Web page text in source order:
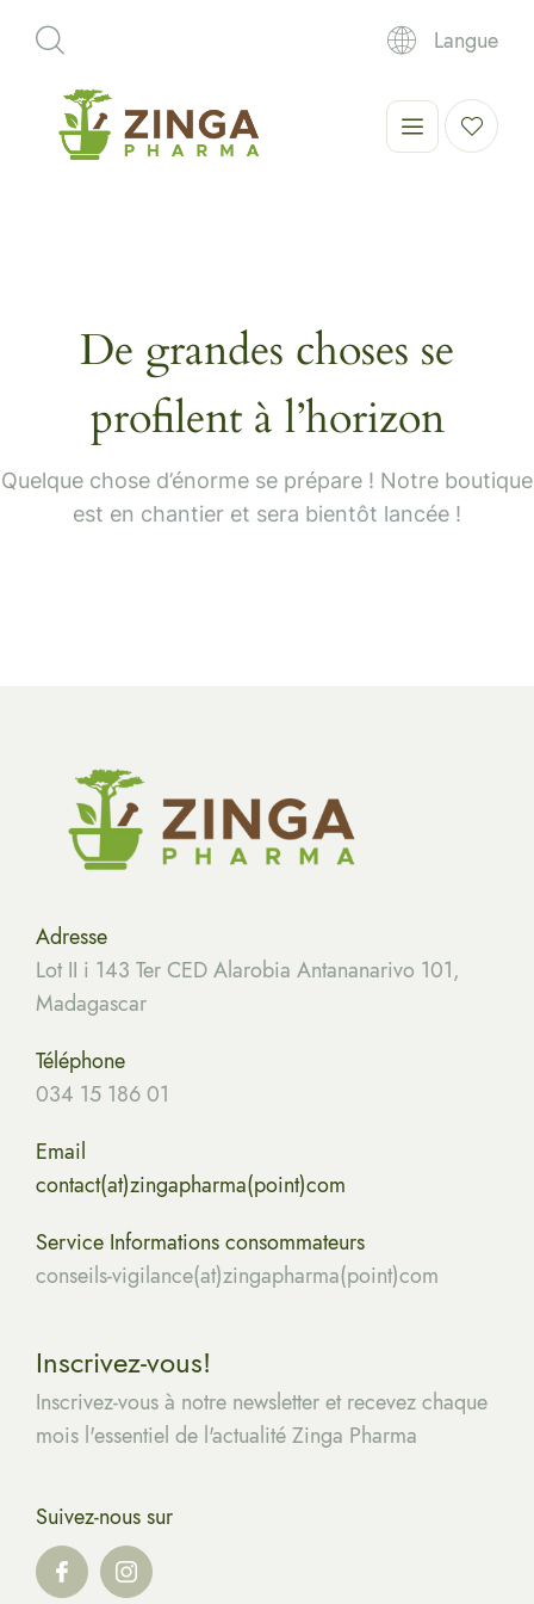
Langue
De grandes choses se
profilent à l’horizon
Quelque chose d’énorme se prépare ! Notre boutique
est en chantier et sera bientôt lancée !
Adresse
Lot II i 143 Ter CED Alarobia Antananarivo 101,
Madagascar
Téléphone
034 15 186 01
Email
contact(at)zingapharma(point)com
Service Informations consommateurs
conseils-vigilance(at)zingapharma(point)com
Inscrivez-vous!
Inscrivez-vous à notre newsletter et recevez chaque
mois l'essentiel de l'actualité Zinga Pharma
Suivez-nous sur